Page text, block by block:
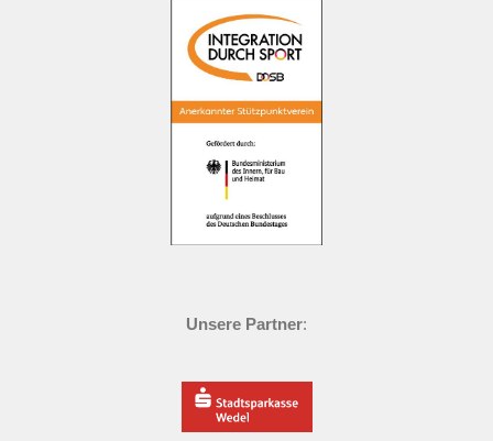
Unsere Partner: